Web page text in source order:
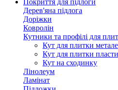
Покриття для підлоги
Дерев'яна підлога
Доріжки
Ковролін
Кутники та профілі для
Кут для плитки
Кут для плитки
Кут на сходинку
Лінолеум
Ламінат